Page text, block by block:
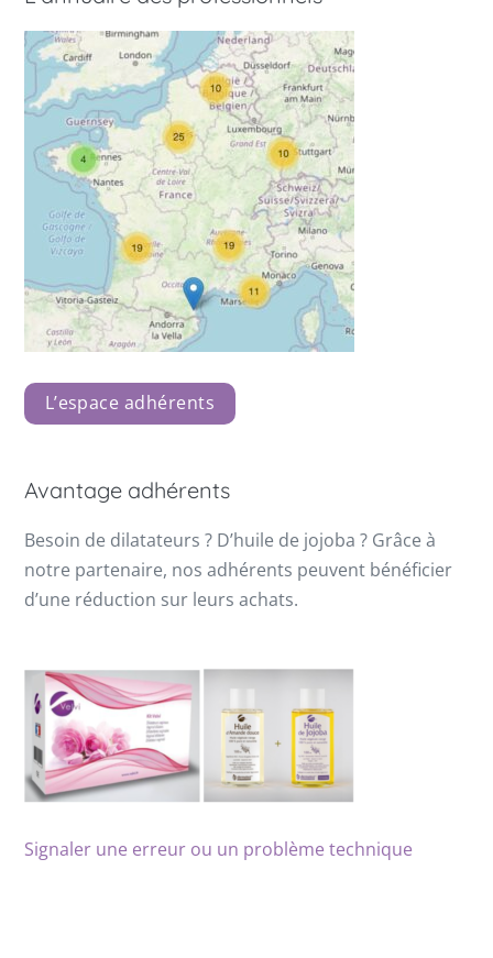
L’espace adhérents
Avantage adhérents
Besoin de dilatateurs ? D’huile de jojoba ? Grâce à
notre partenaire, nos adhérents peuvent bénéficier
d’une réduction sur leurs achats.
Signaler une erreur ou un problème technique